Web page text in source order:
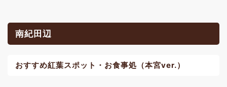
南紀田辺
おすすめ紅葉スポット・お食事処（本宮ver.）